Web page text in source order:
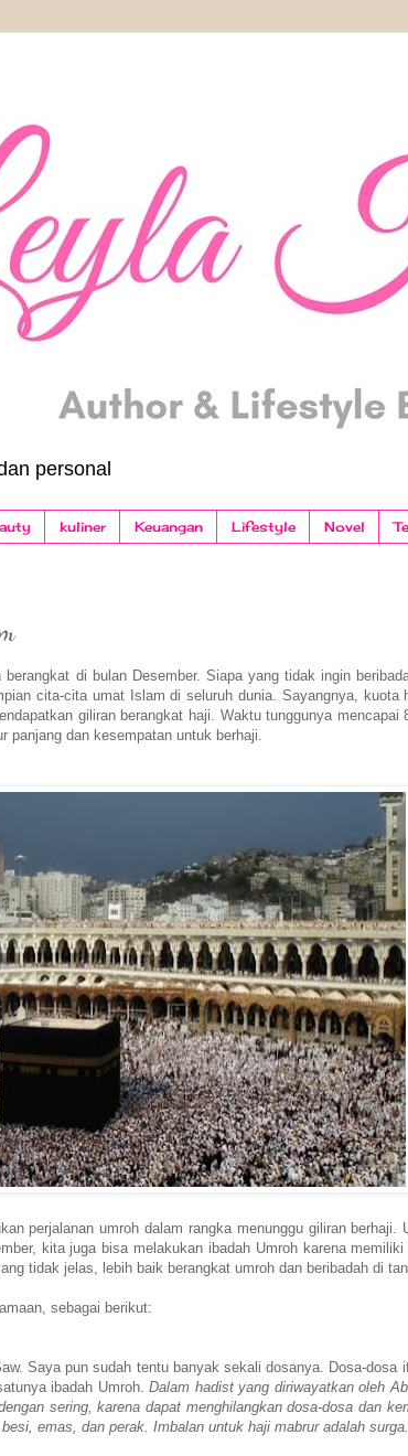
personal
kuliner Keuangan Lifestyle Novel
di bulan Desember. Siapa yang tidak ingin
cita-cita umat Islam di seluruh dunia. Sayangnya, kuota
giliran berangkat haji. Waktu tunggunya mencapai
panjang dan kesempatan untuk berhaji.
perjalanan umroh dalam rangka menunggu giliran berhaji.
kita juga bisa melakukan ibadah Umroh karena memiliki
tidak jelas, lebih baik berangkat umroh dan beribadah di
sebagai berikut:
Saya pun sudah tentu banyak sekali dosanya. Dosa-dosa
ibadah Umroh.Dalam hadist yang diriwayatkan oleh
sering, karena dapat menghilangkan dosa-dosa dan
emas, dan perak. Imbalan untuk haji mabrur adalah surga.